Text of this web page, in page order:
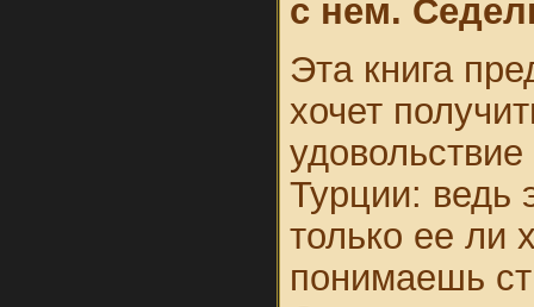
с нем.
Эта книга
хочет
Турции: ведь
только ее ли
понимаешь